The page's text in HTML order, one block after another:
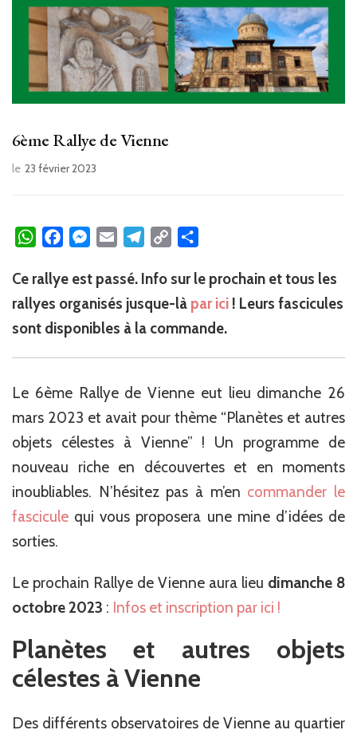
6ème Rallye de Vienne
le 23 février 2023
WhatsAppFacebookMessenger
Email Telegram
Copy
Ce rallye est passé. Info sur le prochain et tous les
rallyes organisés jusque-là par ici ! Leurs fascicules
sont disponibles à la commande.
Le 6ème Rallye de Vienne eut lieu dimanche 26
mars 2023 et avait pour thème “Planètes et autres
objets célestes à Vienne” ! Un programme de
nouveau riche en découvertes et en moments
inoubliables. N’hésitez pas à m’en commander le
fascicule qui vous proposera une mine d’idées de
sorties.
Le prochain Rallye de Vienne aura lieu dimanche 8
octobre 2023 : Infos et inscription par ici !
Planètes et autres objets
célestes à Vienne
Des différents observatoires de Vienne au quartier